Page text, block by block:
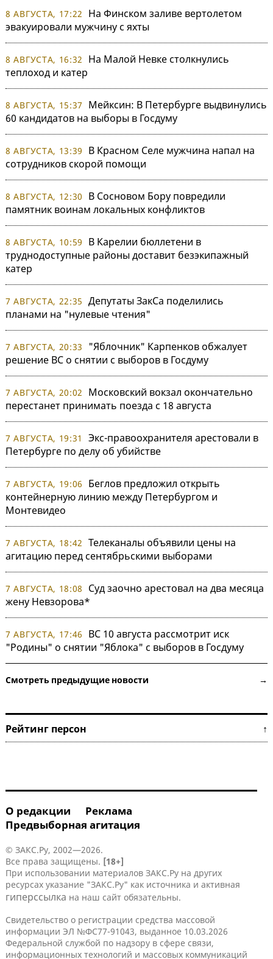
8 АВГУСТА, 17:22
На Финском заливе вертолетом
эвакуировали мужчину с яхты
8 АВГУСТА, 16:32
На Малой Невке столкнулись
теплоход и катер
8 АВГУСТА, 15:37
Мейксин: В Петербурге выдвинулись
60 кандидатов на выборы в Госдуму
8 АВГУСТА, 13:39
В Красном Селе мужчина напал на
сотрудников скорой помощи
8 АВГУСТА, 12:30
В Сосновом Бору повредили
памятник воинам локальных конфликтов
8 АВГУСТА, 10:59
В Карелии бюллетени в
труднодоступные районы доставит безэкипажный
катер
7 АВГУСТА, 22:35 Депутаты ЗакСа поделились
планами на "нулевые чтения"
7 АВГУСТА, 20:33
"Яблочник" Карпенков обжалует
решение ВС о снятии с выборов в Госдуму
7 АВГУСТА, 20:02
Московский вокзал окончательно
перестанет принимать поезда с 18 августа
7 АВГУСТА, 19:31
Экс-правоохранителя арестовали в
Петербурге по делу об убийстве
7 АВГУСТА, 19:06
Беглов предложил открыть
контейнерную линию между Петербургом и
Монтевидео
7 АВГУСТА, 18:42 Телеканалы объявили цены на
агитацию перед сентябрьскими выборами
7 АВГУСТА, 18:08
Суд заочно арестовал на два месяца
жену Невзорова*
7 АВГУСТА, 17:46
ВС 10 августа рассмотрит иск
"Родины" о снятии "Яблока" с выборов в Госдуму
Смотреть предыдущие новости →
Рейтинг персон ↑
О редакции
Реклама
Предвыборная агитация
© ЗАКС.Ру, 2002—2026.
Все права защищены. [18+]
При использовании материалов ЗАКС.Ру на других
ресурсах указание "ЗАКС.Ру" как источника и активная
гиперссылка на наш сайт обязательны.
Свидетельство о регистрации средства массовой
информации ЭЛ №ФС77-91043, выданное 10.03.2026
Федеральной службой по надзору в сфере связи,
информационных технологий и массовых коммуникаций